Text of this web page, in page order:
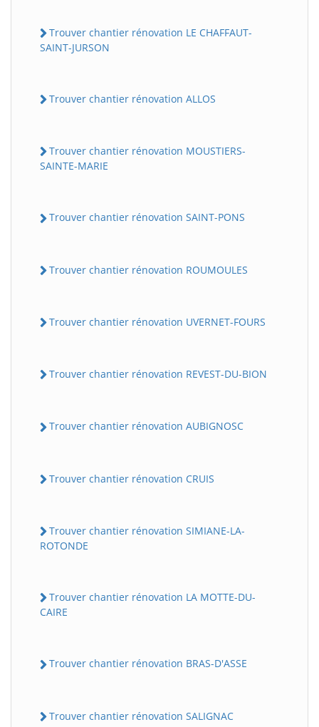
Trouver chantier rénovation LE CHAFFAUT-
SAINT-JURSON
Trouver chantier rénovation ALLOS
Trouver chantier rénovation MOUSTIERS-
SAINTE-MARIE
Trouver chantier rénovation SAINT-PONS
Trouver chantier rénovation ROUMOULES
Trouver chantier rénovation UVERNET-FOURS
Trouver chantier rénovation REVEST-DU-BION
Trouver chantier rénovation AUBIGNOSC
Trouver chantier rénovation CRUIS
Trouver chantier rénovation SIMIANE-LA-
ROTONDE
Trouver chantier rénovation LA MOTTE-DU-
CAIRE
Trouver chantier rénovation BRAS-D'ASSE
Trouver chantier rénovation SALIGNAC